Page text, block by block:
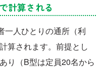
計算される
一人ひとりの通所（利
算されます。前提とし
り（B型は定員20名から